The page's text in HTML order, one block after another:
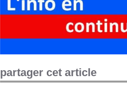
partager cet article